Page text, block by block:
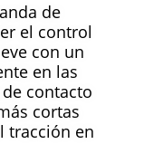
de
el control
con un
en las
contacto
cortas
tracción en